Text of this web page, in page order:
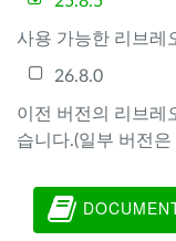
사용 가능한 리브레
26.8.0
이전 버전의 리브레
습니다.(일부 버전